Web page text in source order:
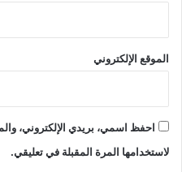
الموقع الإلكتروني
احفظ اسمي، بريدي الإلكتروني،
لاستخدامها المرة المقبلة في تعليقي.